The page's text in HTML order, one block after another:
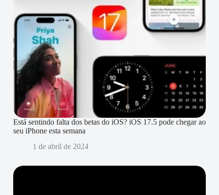
Está sentindo falta dos betas do iOS? iOS 17.5 pode chegar ao
seu iPhone esta semana
1 de abril de 2024